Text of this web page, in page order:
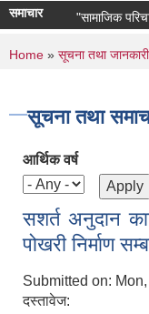
समाचार "सामाजिक परिचालक"
You are
Home » सूचना तथा जानकारी
सूचना तथा
आर्थिक वर्ष
सशर्त अनुदान
पोखरी निर्माण
Submitted on:
दस्तावेज: